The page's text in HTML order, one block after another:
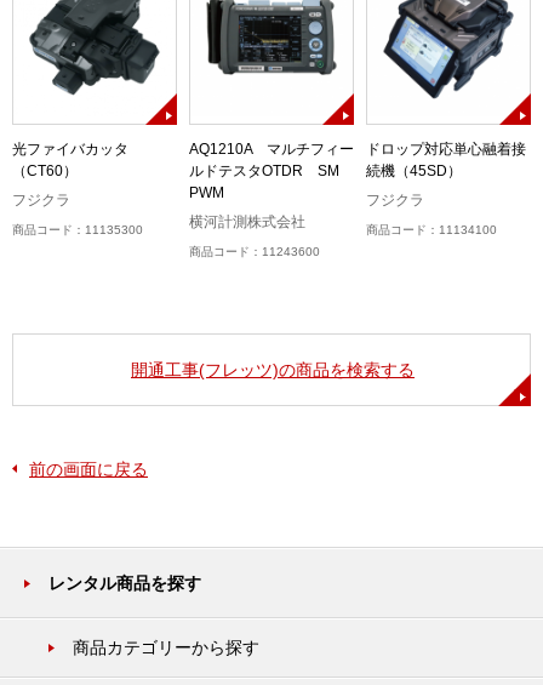
光ファイバカッタ
（CT60）
フジクラ
商品コード：11135300
AQ1210A マルチフィー
ルドテスタOTDR SM
PWM
横河計測株式会社
商品コード：11243600
ドロップ対応単心融着接
続機（45SD）
フジクラ
商品コード：11134100
開通工事(フレッツ)の商品を検索する
前の画面に戻る
レンタル商品を探す
商品カテゴリーから探す